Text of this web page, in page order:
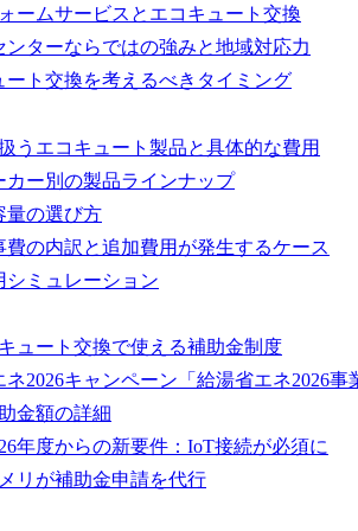
ームサービスとエコキュート交換
ンターならではの強みと地域対応力
ート交換を考えるべきタイミング
うエコキュート製品と具体的な費用
カー別の製品ラインナップ
量の選び方
費の内訳と追加費用が発生するケース
シミュレーション
ュート交換で使える補助金制度
ネ2026キャンペーン「給湯省エネ2026事
金額の詳細
年度からの新要件：IoT接続が必須に
リが補助金申請を代行